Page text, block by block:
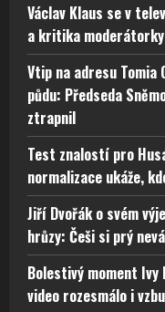
Václav Klaus se v
a kritika
Vtip na adresu Tomia
půdu: Předseda
ztrapnil
Test znalostí pro
normalizace ukáže,
Jiří Dvořák o svém
hrůzy: Češi si prý
Bolestivý moment Ivy
video rozesmálo i